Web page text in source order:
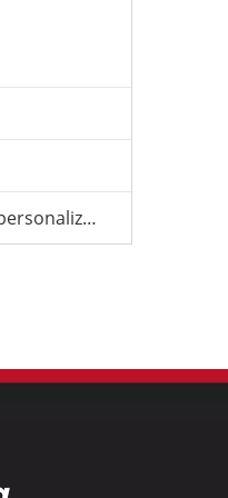
Alambres y cables personalizados